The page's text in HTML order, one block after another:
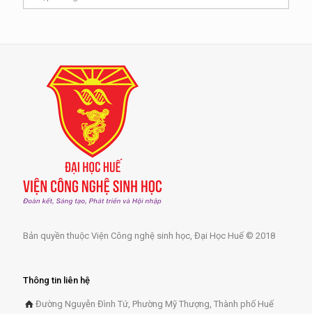
Bản quyền thuộc Viện Công nghệ sinh học, Đại Học Huế © 2018
Thông tin liên hệ
Đường Nguyễn Đình Tứ, Phường Mỹ Thượng, Thành phố Huế